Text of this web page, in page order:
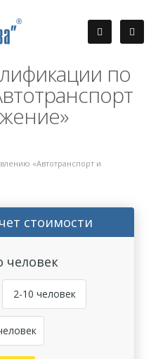
по
«Автотранспорт и
стоимости
человек
2-10 человек